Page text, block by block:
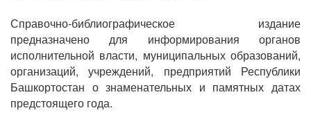
Справочно-библиографическое издание
предназначено для информирования органов
исполнительной власти, муниципальных образований,
организаций, учреждений, предприятий Республики
Башкортостан о знаменательных и памятных датах
предстоящего года.